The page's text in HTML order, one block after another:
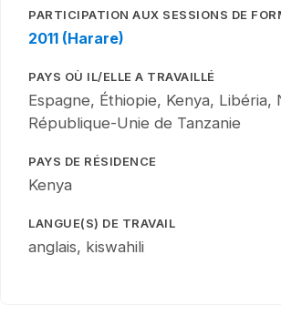
PARTICIPATION AUX SESSIONS DE
2011 (Harare)
PAYS OÙ IL/ELLE A TRAVAILLÉ
Espagne, Éthiopie, Kenya, Libéria,
République-Unie de Tanzanie
PAYS DE RÉSIDENCE
Kenya
LANGUE(S) DE TRAVAIL
anglais, kiswahili